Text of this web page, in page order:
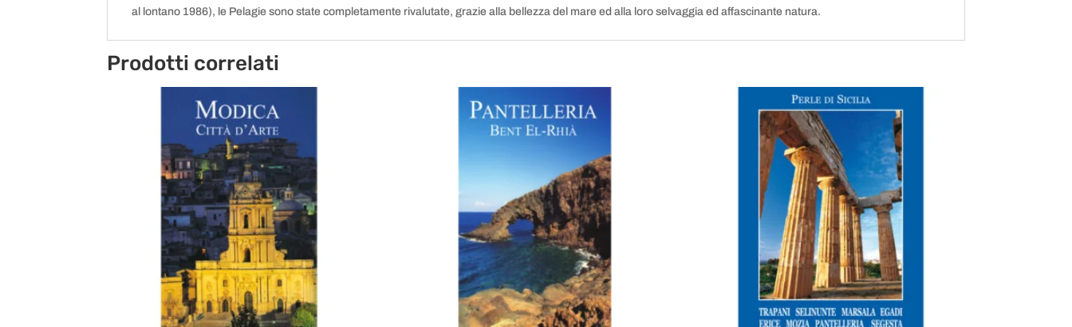
al lontano 1986), le Pelagie sono state completamente rivalutate, grazie alla bellezza del mare ed alla loro selvaggia ed affascinante natura.
Prodotti correlati